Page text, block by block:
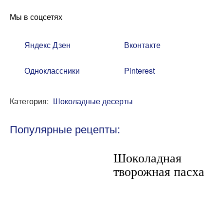
Мы в соцсетях
Яндекс Дзен Вконтакте
Одноклассники Pinterest
Категория: Шоколадные десерты
Популярные рецепты:
Шоколадная
творожная пасха